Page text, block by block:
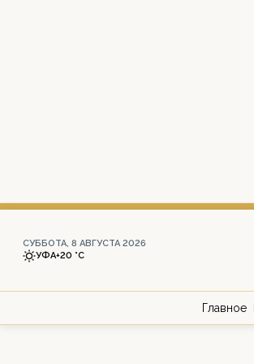
СУББОТА, 8 АВГУСТА 2026
УФА+20 °С
Главное